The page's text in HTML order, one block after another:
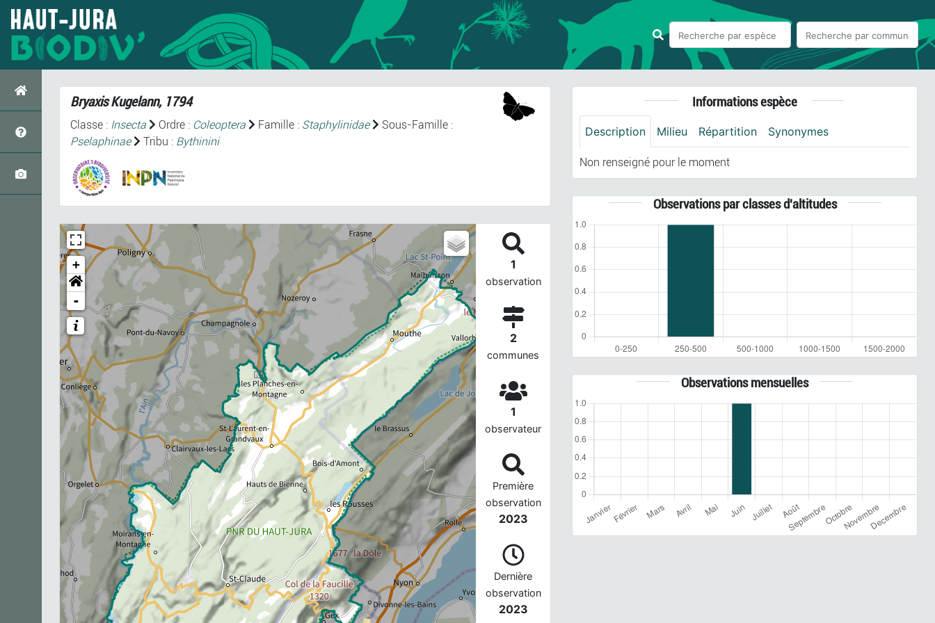
BryaxisKugelann, 1794
Classe : Insecta Ordre : Coleoptera Famille : Staphylinidae
Sous-Famille :
Pselaphinae
Tribu : Bythinini
+
-
1
observation
2
communes
1
observateur
Première
observation
2023
Dernière
observation
2023
Informations espèce
Description Milieu Répartition Synonymes
Non renseigné pour le moment
Observations par classes d'altitudes
Observations mensuelles